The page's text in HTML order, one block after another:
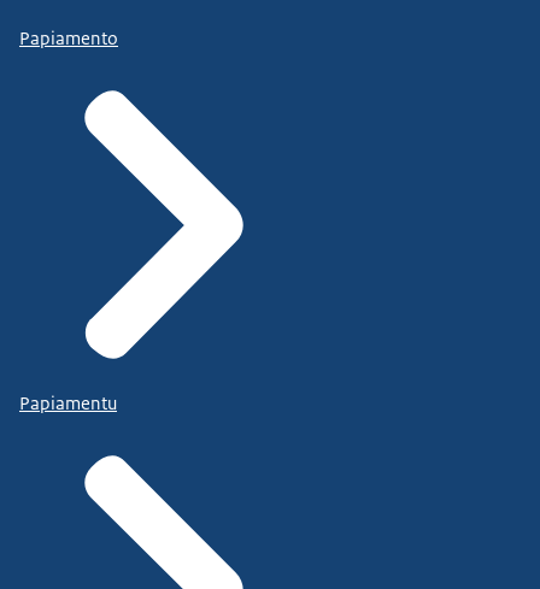
Papiamento
Papiamentu